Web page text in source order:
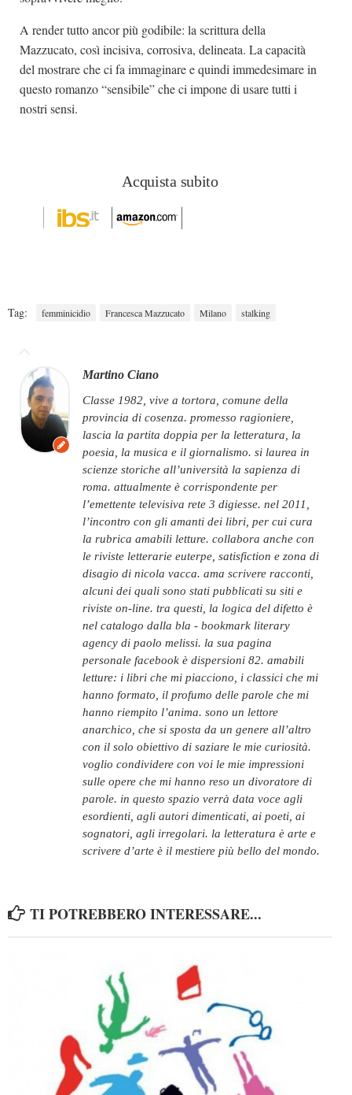
A render tutto ancor più godibile: la scrittura della
Mazzucato, così incisiva, corrosiva, delineata. La capacità
del mostrare che ci fa immaginare e quindi immedesimare in
questo romanzo “sensibile” che ci impone di usare tutti i
nostri sensi.
Acquista subito
Tag: femminicidio Francesca Mazzucato Milano stalking
Martino Ciano
classe 1982, vive a tortora, comune della
provincia di cosenza. promesso ragioniere,
lascia la partita doppia per la letteratura, la
poesia, la musica e il giornalismo. si laurea in
scienze storiche all’università la sapienza di
roma. attualmente è corrispondente per
l’emettente televisiva rete 3 digiesse. nel 2011,
l’incontro con gli amanti dei libri, per cui cura
la rubrica amabili letture. collabora anche con
le riviste letterarie euterpe, satisfiction e zona di
disagio di nicola vacca. ama scrivere racconti,
alcuni dei quali sono stati pubblicati su siti e
riviste on-line. tra questi, la logica del difetto è
nel catalogo dalla bla - bookmark literary
agency di paolo melissi. la sua pagina
personale facebook è dispersioni 82. amabili
letture: i libri che mi piacciono, i classici che mi
hanno formato, il profumo delle parole che mi
hanno riempito l’anima. sono un lettore
anarchico, che si sposta da un genere all’altro
con il solo obiettivo di saziare le mie curiosità.
voglio condividere con voi le mie impressioni
sulle opere che mi hanno reso un divoratore di
parole. in questo spazio verrà data voce agli
esordienti, agli autori dimenticati, ai poeti, ai
sognatori, agli irregolari. la letteratura è arte e
scrivere d’arte è il mestiere più bello del mondo.
TI POTREBBERO INTERESSARE...